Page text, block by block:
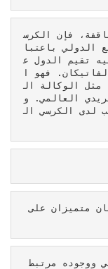
فإن الكرس
الدولي باعتبا
تقيم الدول ع
فهو ا
مثل الوكالة ال
العالمي. و
لدى الكرسي ال
إن الكرسي الرسولي والفاتيكان كيانان متميزان على